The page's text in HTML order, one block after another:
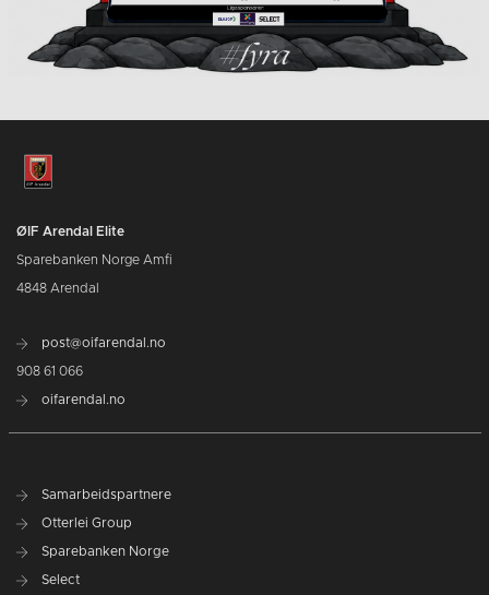
ØIF Arendal Elite
Sparebanken Norge Amfi
4848 Arendal
post@oifarendal.no
908 61 066
oifarendal.no
Samarbeidspartnere
Otterlei Group
Sparebanken Norge
Select